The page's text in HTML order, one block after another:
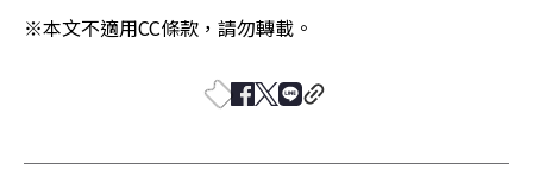
※本文不適用CC條款，請勿轉載。